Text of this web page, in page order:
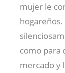
mujer le
hogareños.
como para
mercado y